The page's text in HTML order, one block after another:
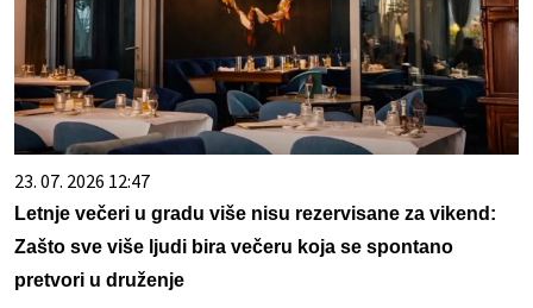
23. 07. 2026 12:47
Letnje večeri u gradu više nisu rezervisane za vikend:
Zašto sve više ljudi bira večeru koja se spontano
pretvori u druženje